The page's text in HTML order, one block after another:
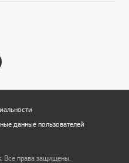
данные пользователей
права защищены.